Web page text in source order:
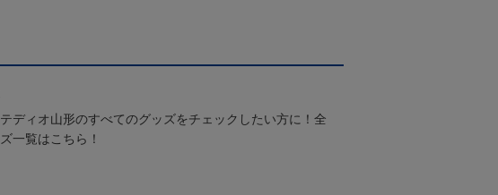
ディオ山形のすべてのグッズをチェックしたい方に！全
一覧はこちら！